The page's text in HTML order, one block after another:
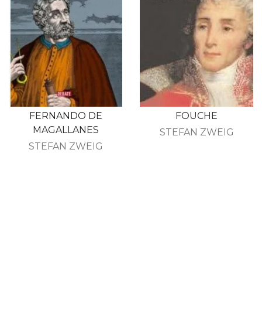
FERNANDO DE
MAGALLANES
STEFAN ZWEIG
FOUCHE
STEFAN ZWEIG